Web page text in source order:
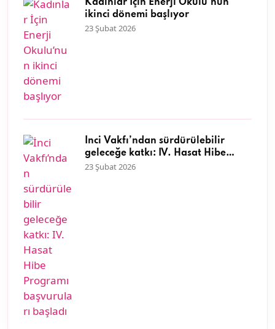
Kadınlar İçin Enerji Okulu’nun
ikinci dönemi başlıyor
23 Şubat 2026
İnci Vakfı’ndan sürdürülebilir
geleceğe katkı: IV. Hasat Hibe
Programı başvuruları başladı
23 Şubat 2026